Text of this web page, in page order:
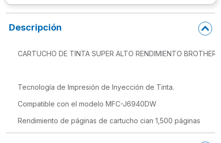
Descripción
CARTUCHO DE TINTA SUPER ALTO RENDIMIENTO BROTHER
Tecnología de Impresión de Inyección de Tinta.
Compatible con el modelo MFC-J6940DW
Rendimiento de páginas de cartucho cian 1,500 páginas